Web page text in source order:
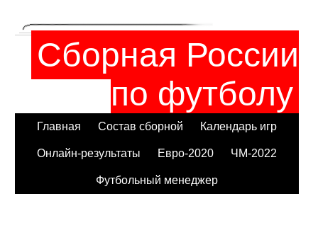
Сборная России
по футболу
Главная Состав сборной Календарь игр
Онлайн-результаты Евро-2020 ЧМ-2022
Футбольный менеджер